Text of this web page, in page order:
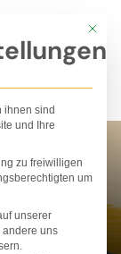
Mit
ihnen sind
und Ihre
zu freiwilligen
um
unserer
andere uns